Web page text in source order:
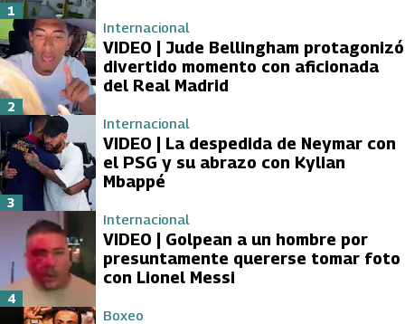
1
Internacional
VIDEO | Jude Bellingham protagonizó
divertido momento con aficionada
del Real Madrid
2
Internacional
VIDEO | La despedida de Neymar con
el PSG y su abrazo con Kylian
Mbappé
3
Internacional
VIDEO | Golpean a un hombre por
presuntamente quererse tomar foto
con Lionel Messi
4
Boxeo